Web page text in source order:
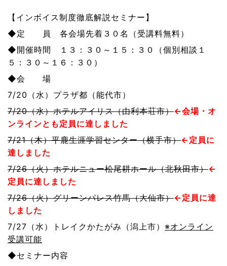
【インボイス制度徹底解説セミナー】
◆定 員 各会場先着３０名（受講料無料）
◆開催時間 １３：３０～１５：３０（個別相談１
５：３０～１６：３０）
◆会 場
7/20（水）プラザ都（能代市）
7/20（水）ホテルアイリス（由利本荘市）←会場・オ
ンラインとも定員に達しました
7/21（木）平鹿生涯学習センター（横手市）←定員に
達しました
7/26（火）ホテルニュー松尾耕ホール（北秋田市）←
定員に達しました
7/26（火）グリーンパレス竹馬（大仙市）←定員に達
しました
7/27（水）トレイクかたがみ（潟上市） ※オンライン
受講可能
◆セミナー内容